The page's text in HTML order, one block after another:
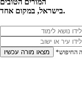
בישראל, במקום אחד.
מצאו מורה עכשיו החיפוש